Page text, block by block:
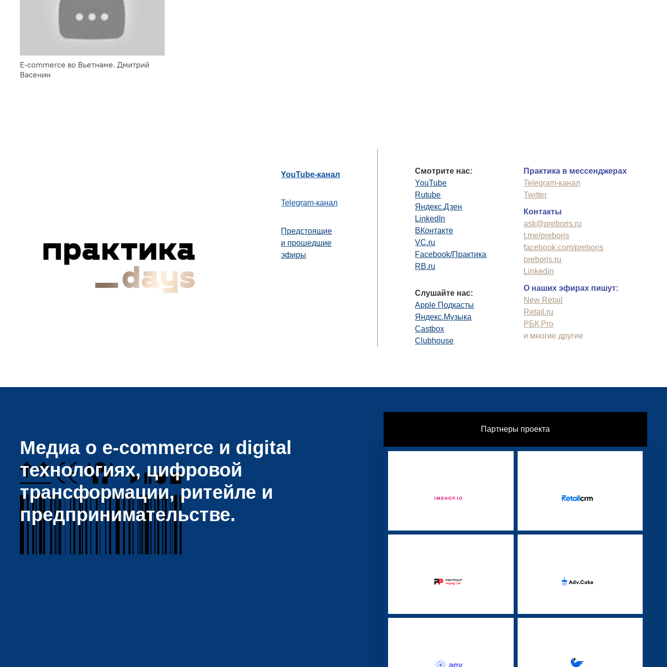
E-commerce во Вьетнаме. Дмитрий
Васенин
YouTube-канал
Telegram-канал
Предстоящие
и прошедшие
эфиры
Смотрите нас:
YouTube
Rutube
Яндекс.Дзен
LinkedIn
ВКонтакте
VC.ru
Facebook/Практика
RB.ru
Слушайте нас:
Apple Подкасты
Яндекс.Музыка
Castbox
Clubhouse
Практика в мессенджерах
Telegram-канал
Twitter
Контакты
ask@preboris.ru
t.me/preboris
facebook.com/preboris
preboris.ru
Linkedin
О наших эфирах пишут:
New Retail
Retail.ru
РБК Pro
и многие другие
Партнеры проекта
Медиа о e-commerce и digital
технологиях, цифровой
трансформации, ритейле и
предпринимательстве.